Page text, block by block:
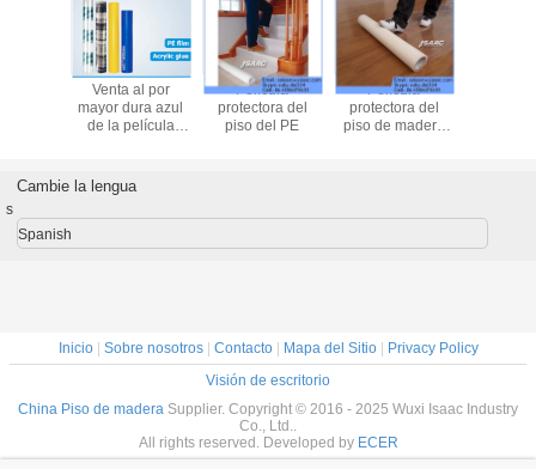
Película de la
protección para el
piso
Piso de madera,
suelo de baldosas
de cerámica y
Película de
plástico protector
del piso del ISO
Cambie la lengua
s
Spanish
Inicio| Sobre nosotros| Contacto| Mapa del Sitio| Privacy Policy
Visión de escritorio
China Piso de madera Supplier. Copyright © 2016 - 2025 Wuxi Isaac Industry
Co., Ltd..
All rights reserved. Developed by ECER